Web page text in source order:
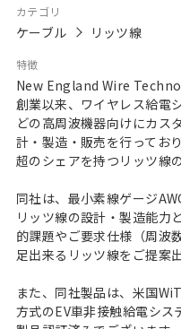
カテゴリ
ケーブル リッツ線
特徴
New England Wire
創業以来、ワイヤレス給電
どの高周波機器向けにカス
計・製造・販売を行ってお
超のシェアを持つリッツ線
同社は、最小素線ゲージ
リッツ線の設計・製造能力
的課題やご要求仕様（周波
足出来るリッツ線をご提案
また、同社製品は、米国
方式のEV車非接触給電シ